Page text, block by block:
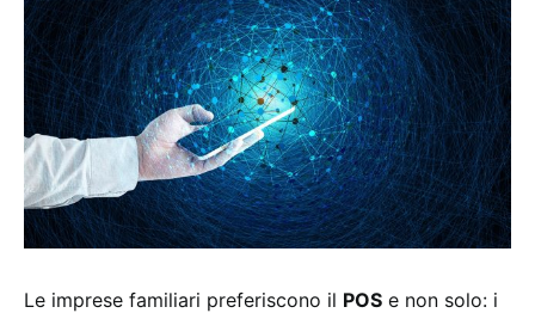
Le imprese familiari preferiscono il POS e non solo: i